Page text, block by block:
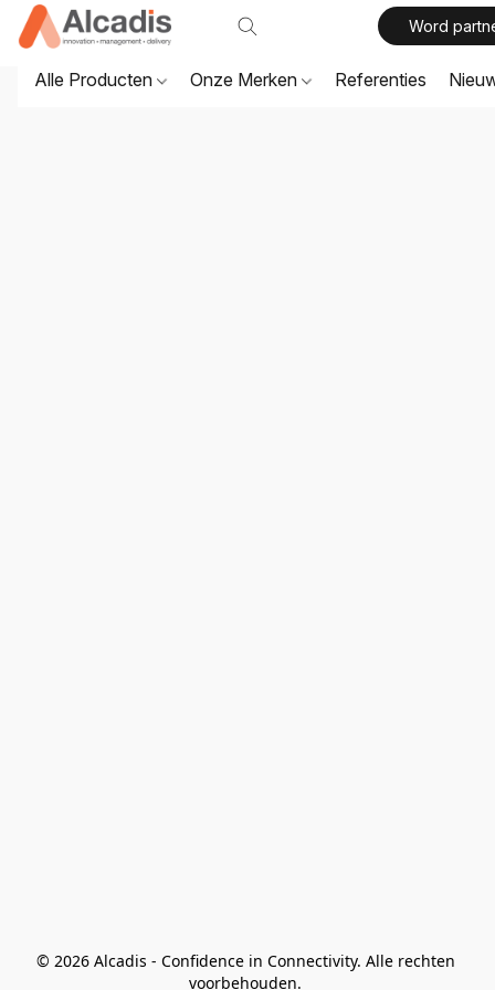
Word
Alle Producten Onze Merken Referenties
© 2026 Alcadis - Confidence in Connectivity. Alle rechten
voorbehouden.